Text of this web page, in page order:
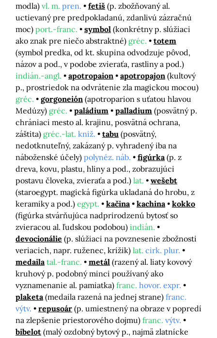
modla) vl. m. pren. fetiš (p. zbožňovaný al.
uctievaný pre predpokladanú, zdanlivú zázračnú
moc) port.-franc. symbol (konkrétny p. slúžiaci
ako znak pre niečo abstraktné) gréc.
totem
(symbol predka, od kt. skupina odvodzuje pôvod,
názov a pod., v podobe zvieraťa, rastliny a pod.)
indián.-angl.
apotropaion apotropajon (kultový
p., prostriedok na odvrátenie zla magickou mocou)
gréc.
gorgoneión (apotroparion s uťatou hlavou
Medúzy) gréc. paládium palladium (posvätný p.
chrániaci mesto al. krajinu, posvätná ochrana,
záštita) gréc.-lat. kniž. tabu (posvätný,
nedotknuteľný, zakázaný p. vyhradený iba na
náboženské účely) polynéz. náb. figúrka (p. z
dreva, kovu, plastu, hliny a pod., zobrazujúci
postavu človeka, zvieraťa a pod.) lat.
wešebt
(staroegypt. magická figúrka ukladaná do hrobu, z
keramiky a pod.) egypt. kačina kachina
kokko
(figúrka stvárňujúca nadprirodzenú bytosť so
zvieracou al. ľudskou podobou) indián.
devocionálie (p. slúžiaci na povznesenie zbožnosti
veriacich, napr. ruženec, krížik) lat. cirk. plur.
medaila tal.-franc. metál (razený al. liaty kovový
kruhový p. podobný minci používaný ako
vyznamenanie al. pamiatka) franc. hovor. expr.
plaketa (medaila razená na jednej strane) franc.
výtv.
repusoár (p. umiestnený na obraze v popredí
na zlepšenie priestorového dojmu) franc. výtv.
bibelot (malý ozdobný bytový p., najmä zlatnícke